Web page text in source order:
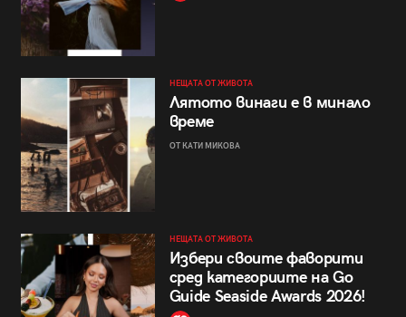
НЕЩАТА ОТ ЖИВОТА
Лятото винаги е в минало
време
ОТ КАТИ МИКОВА
НЕЩАТА ОТ ЖИВОТА
Избери своите фаворити
сред категориите на Go
Guide Seaside Awards 2026!